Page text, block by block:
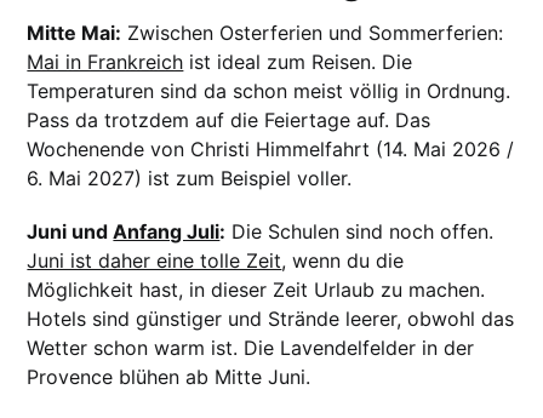
Mitte Mai: Zwischen Osterferien und Sommerferien:
Mai in Frankreich ist ideal zum Reisen. Die
Temperaturen sind da schon meist völlig in Ordnung.
Pass da trotzdem auf die Feiertage auf. Das
Wochenende von Christi Himmelfahrt (14. Mai 2026 /
6. Mai 2027) ist zum Beispiel voller.
Juni undAnfang Juli: Die Schulen sind noch offen.
Juni ist daher eine tolle Zeit, wenn du die
Möglichkeit hast, in dieser Zeit Urlaub zu machen.
Hotels sind günstiger und Strände leerer, obwohl das
Wetter schon warm ist. Die Lavendelfelder in der
Provence blühen ab Mitte Juni.